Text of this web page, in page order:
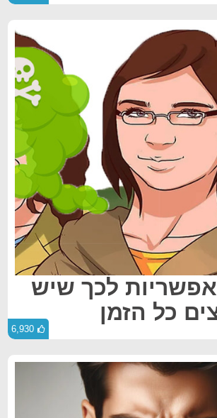
אפשריות לכך שיש
כל הזמן
6,930